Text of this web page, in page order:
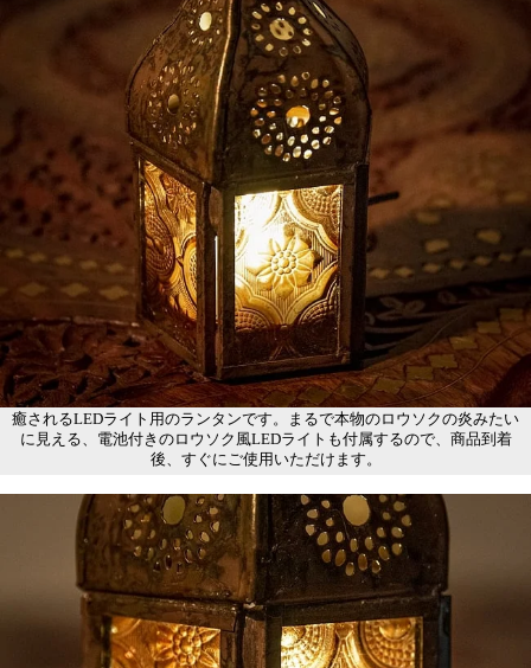
癒されるLEDライト用のランタンです。まるで本物のロウソクの炎みたい
に見える、電池付きのロウソク風LEDライトも付属するので、商品到着
後、すぐにご使用いただけます。